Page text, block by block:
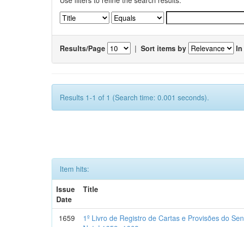
Results/Page | Sort items by
Results 1-1 of 1 (Search time: 0.001 seconds).
Item hits:
Issue
Date
Title
1659
1º Livro de Registro de Cartas e Provisões do